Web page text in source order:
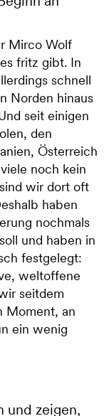
Mirco Wolf
fritz gibt. In
schnell
Norden hinaus
seit einigen
den
Österreich
noch kein
wir dort oft
haben
nochmals
und haben in
festgelegt:
weltoffene
seitdem
Moment, an
ein wenig
und zeigen,